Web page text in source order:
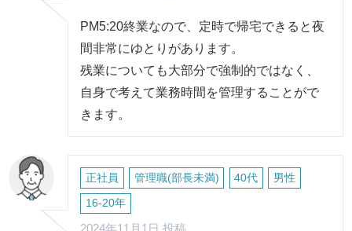
PM5:20終業なので、定時で帰宅できると夜
間非常にゆとりがあります。
残業についても大部分で強制的ではなく、
自身で考えて業務時間を管理することがで
きます。
正社員 管理職(部長未満) 40代 男性
16-20年
2024年11月1日 投稿